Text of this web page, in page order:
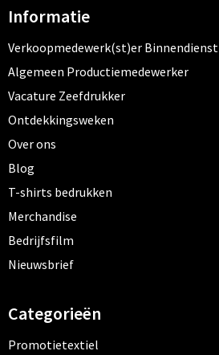
Informatie
Verkoopmedewerk(st)er Binnendienst
Algemeen Productiemedewerker
Vacature Zeefdrukker
Ontdekkingsweken
Over ons
Blog
T-shirts bedrukken
Merchandise
Bedrijfsfilm
Nieuwsbrief
Categorieën
Promotietextiel